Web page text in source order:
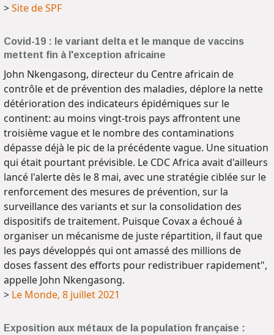
>Site de SPF
Covid-19 : le variant delta et le manque de vaccins
mettent fin à l'exception africaine
John Nkengasong, directeur du Centre africain de
contrôle et de prévention des maladies, déplore la nette
détérioration des indicateurs épidémiques sur le
continent: au moins vingt-trois pays affrontent une
troisième vague et le nombre des contaminations
dépasse déjà le pic de la précédente vague. Une situation
qui était pourtant prévisible. Le CDC Africa avait d'ailleurs
lancé l'alerte dès le 8 mai, avec une stratégie ciblée sur le
renforcement des mesures de prévention, sur la
surveillance des variants et sur la consolidation des
dispositifs de traitement. Puisque Covax a échoué à
organiser un mécanisme de juste répartition, il faut que
les pays développés qui ont amassé des millions de
doses fassent des efforts pour redistribuer rapidement",
appelle John Nkengasong.
> Le Monde, 8 juillet 2021
Exposition aux métaux de la population française :